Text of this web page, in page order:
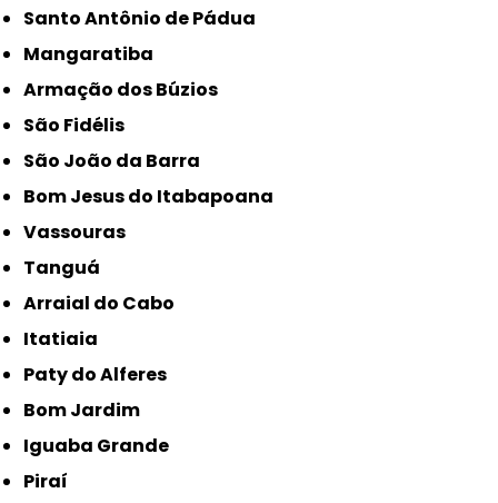
Santo Antônio de Pádua
Mangaratiba
Armação dos Búzios
São Fidélis
São João da Barra
Bom Jesus do Itabapoana
Vassouras
Tanguá
Arraial do Cabo
Itatiaia
Paty do Alferes
Bom Jardim
Iguaba Grande
Piraí